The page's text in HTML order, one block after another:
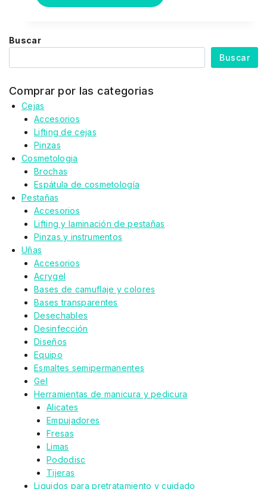
Buscar
Buscar
Comprar por las categorias
Cejas
Accesorios
Lifting de cejas
Pinzas
Cosmetologia
Brochas
Espátula de cosmetología
Pestañas
Accesorios
Lifting y laminación de pestañas
Pinzas y instrumentos
Uñas
Accesorios
Acrygel
Bases de camuflaje y colores
Bases transparentes
Desechables
Desinfección
Diseños
Equipo
Esmaltes semipermanentes
Gel
Herramientas de manicura y pedicura
Alicates
Empujadores
Fresas
Limas
Pododisc
Tijeras
Liquidos para pretratamiento y cuidado